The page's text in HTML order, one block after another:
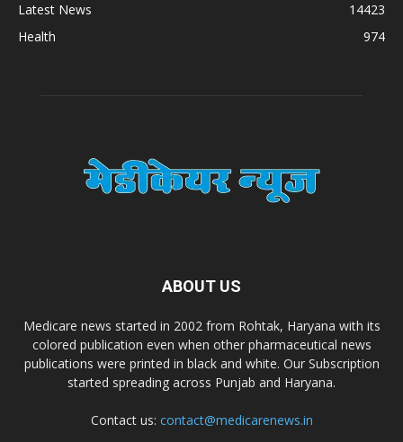
Carewell Ayurveda
Dr. Madhukar Pharmaceuticals (P) Ltd
Dr. Alson Laboratories Private Limited
Domagk Smith Labs Pvt Ltd
Latest News
14423
Health
974
ABOUT US
Medicare news started in 2002 from Rohtak, Haryana with its
colored publication even when other pharmaceutical news
publications were printed in black and white. Our Subscription
started spreading across Punjab and Haryana.
Contact us: contact@medicarenews.in